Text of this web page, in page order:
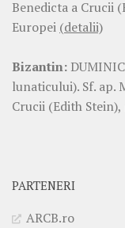
Benedicta a Crucii
Europei (detalii)
Bizantin:
lunaticului). Sf. ap.
Crucii (Edith
PARTENERI
ARCB.ro